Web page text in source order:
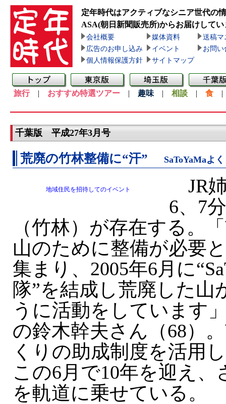
定年時代はアクティブなシニア世代の
ASA(朝日新聞販売所)からお届けしてい
会社概要 媒体資料
送稿マ
広告のお申し込み
イベント
お問い
個人情報保護方針
サイトマップ
旅行| おすすめ特選ツアー | 趣味 | 相談 | 食
千葉版 平成27年3月号
荒廃の竹林整備に“汗” SaToYaMaよ
地域住民を招待してのイベント
JR
6、7
（竹林）が存在する。
山のために整備が必要
集まり、2005年6月に
隊”を結成し荒廃した山
うに活動をしています
の鈴木幹夫さん（68）
くりの助成制度を活用
この6月で10年を迎え
を軌道に乗せている。